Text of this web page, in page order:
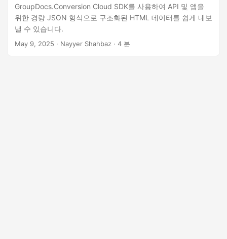
GroupDocs.Conversion Cloud SDK를 사용하여 API 및 앱을
위한 경량 JSON 형식으로 구조화된 HTML 데이터를 쉽게 내보
낼 수 있습니다.
May 9, 2025 · Nayyer Shahbaz · 4 분